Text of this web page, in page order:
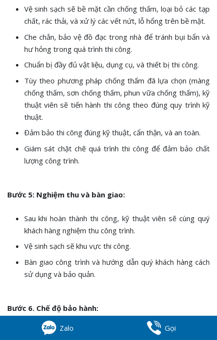
Vệ sinh sạch sẽ bề mặt cần chống thấm, loại bỏ các tạp
chất, rác thải, và xử lý các vết nứt, lỗ hổng trên bề mặt.
Che chắn, bảo vệ đồ đạc trong nhà để tránh bụi bẩn và
hư hỏng trong quá trình thi công.
Chuẩn bị đầy đủ vật liệu, dụng cụ, và thiết bị thi công.
Tùy theo phương pháp chống thấm đã lựa chọn (màng
chống thấm, sơn chống thấm, phun vữa chống thấm), kỹ
thuật viên sẽ tiến hành thi công theo đúng quy trình kỹ
thuật.
Đảm bảo thi công đúng kỹ thuật, cẩn thận, và an toàn.
Giám sát chặt chẽ quá trình thi công để đảm bảo chất
lượng công trình.
Bước 5: Nghiệm thu và bàn giao:
Sau khi hoàn thành thi công, kỹ thuật viên sẽ cùng quý
khách hàng nghiệm thu công trình.
Vệ sinh sạch sẽ khu vực thi công.
Bàn giao công trình và hướng dẫn quý khách hàng cách
sử dụng và bảo quản.
Bước 6. Chế độ bảo hành:
Cung cấp chế độ bảo hành dài hạn cho dịch vụ chống
Zalo Gọi